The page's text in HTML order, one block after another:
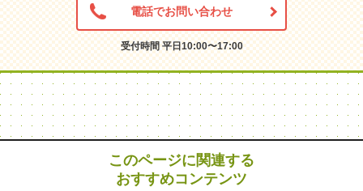
電話でお問い合わせ
受付時間 平日10:00〜17:00
このページに関連する
おすすめコンテンツ